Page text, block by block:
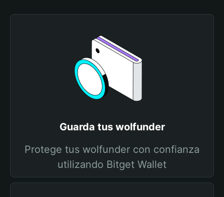
Guarda tus wolfunder
Protege tus wolfunder con confianza
utilizando Bitget Wallet